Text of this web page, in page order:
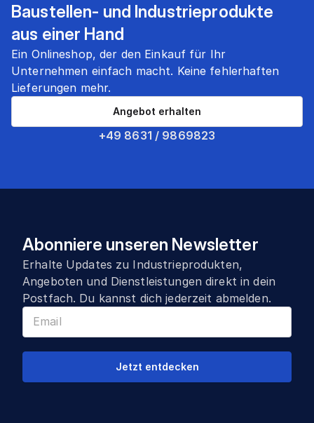
Baustellen- und Industrieprodukte
aus einer Hand
Ein Onlineshop, der den Einkauf für Ihr
Unternehmen einfach macht. Keine fehlerhaften
Lieferungen mehr.
+49 8631 / 9869823
Angebot erhalten
Abonniere unseren Newsletter
Erhalte Updates zu Industrieprodukten,
Angeboten und Dienstleistungen direkt in dein
Postfach. Du kannst dich jederzeit abmelden.
Jetzt entdecken